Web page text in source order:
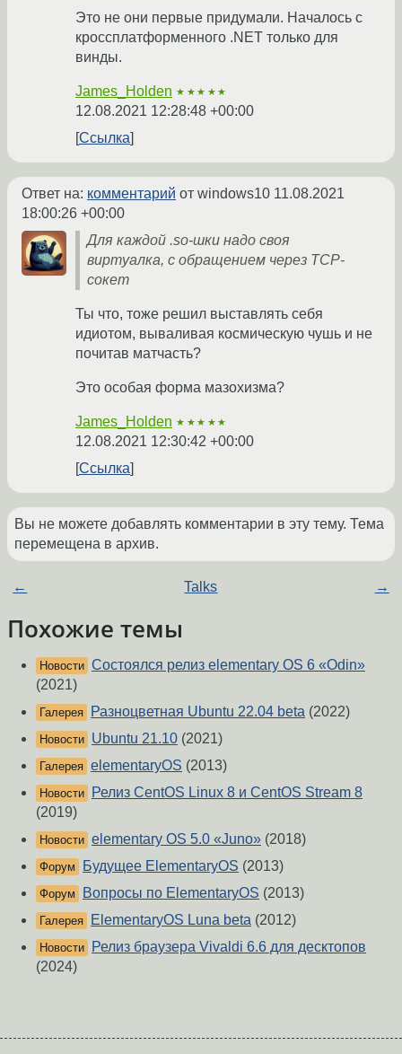
Это не они первые придумали. Началось с
кроссплатформенного .NET только для
винды.
James_Holden ★★★★★
12.08.2021 12:28:48 +00:00
Ссылка
Ответ на: комментарий от windows10 11.08.2021
18:00:26 +00:00
Для каждой .so-шки надо своя
виртуалка, с обращением через TCP-
сокет
Ты что, тоже решил выставлять себя
идиотом, вываливая космическую чушь и не
почитав матчасть?
Это особая форма мазохизма?
James_Holden ★★★★★
12.08.2021 12:30:42 +00:00
Ссылка
Вы не можете добавлять комментарии в эту тему. Тема
перемещена в архив.
← Talks →
Похожие темы
Новости Состоялся релиз elementary OS 6 «Odin»
(2021)
Галерея Разноцветная Ubuntu 22.04 beta (2022)
Новости Ubuntu 21.10 (2021)
Галерея elementaryOS (2013)
Новости
Релиз CentOS Linux 8 и CentOS Stream 8
(2019)
Новости elementary OS 5.0 «Juno» (2018)
Форум Будущее ElementaryOS (2013)
Форум Вопросы по ElementaryOS (2013)
Галерея ElementaryOS Luna beta (2012)
Новости
Релиз браузера Vivaldi 6.6 для десктопов
(2024)